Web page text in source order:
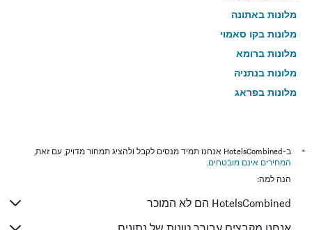
מלונות באתונה
מלונות בקו סאמוי
מלונות ברומא
מלונות בנתניה
מלונות בפראג
מלונות בניו יורק
מלונות בבנגקוק
מלונות בבוקרשט
*
ב-HotelsCombined אנחנו תמיד מנסים לקבל ולהציג תמחור מדויק, עם זאת,
המחירים אינם מובטחים.
הנה למה:
HotelsCombined הם לא המוכר